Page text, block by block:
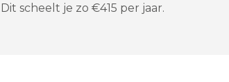
Dit scheelt je zo €415 per jaar.